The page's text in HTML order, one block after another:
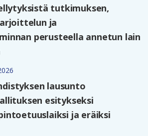
tutkimuksen,
ja
perusteella annetun lain
lausunto
esitykseksi
ja eräiksi